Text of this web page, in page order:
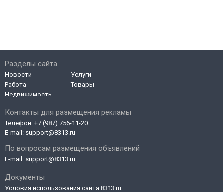
Контакты для размещения рекламы
Телефон: +7 (987) 756-11-20
E-mail: support@8313.ru
По вопросам размещения объявлений
E-mail: support@8313.ru
Документы
Условия использования сайта 8313.ru
Разделы сайта
Новости
Работа
Недвижимость
Услуги
Товары